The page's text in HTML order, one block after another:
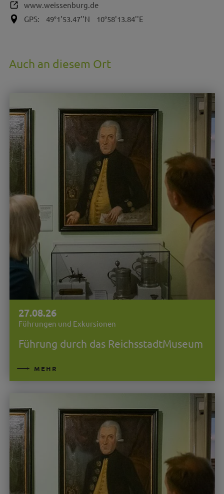
www.weissenburg.de
GPS:
49°1'53.47''N 10°58'13.84''E
Auch an diesem Ort
27.08.26
Führungen und Exkursionen
Führung durch das ReichsstadtMuseum
MEHR